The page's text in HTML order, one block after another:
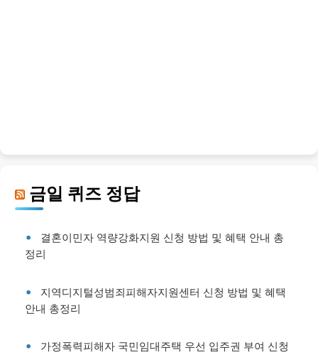
금일 퀴즈 정답
결혼이민자 역량강화지원 신청 방법 및 혜택 안내 총
정리
지역디지털성범죄피해자지원센터 신청 방법 및 혜택
안내 총정리
가정폭력피해자 국민임대주택 우선 입주권 부여 신청